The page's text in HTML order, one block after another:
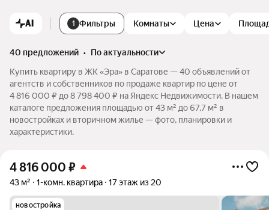
AI 1 Фильтры Комнаты Цена
40 предложений •
по актуальности
Купить квартиру в ЖК «Эра» в Саратове — 40 объявлений от
агентств и собственников по продаже квартир по цене от
4 816 000 ₽ до 8 798 400 ₽ на Яндекс Недвижимости. В нашем
каталоге предложения площадью от 43 м² до 67,7 м² в
новостройках и вторичном жилье — фото, планировки и
характеристики.
4 816 000 ₽
43 м² 1-комн. квартира 17 этаж из 20
новостройка